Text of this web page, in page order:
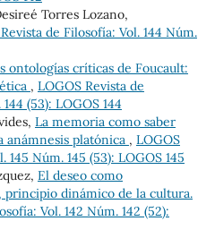
Torres Lozano,
de Filosofía: Vol. 144 Núm.
ontologías críticas de Foucault:
, LOGOS Revista de
(53): LOGOS 144
La memoria como saber
anámnesis platónica , LOGOS
145 Núm. 145 (53): LOGOS 145
El deseo como
principio dinámico de la cultura.
Vol. 142 Núm. 142 (52):